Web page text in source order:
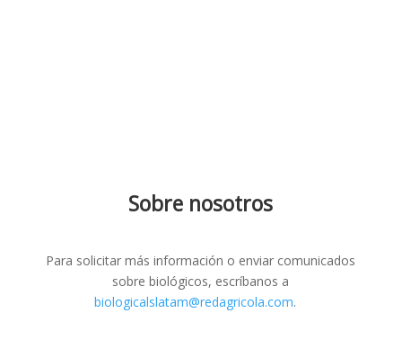
Sobre nosotros
Para solicitar más información o enviar comunicados
sobre biológicos, escríbanos a
biologicalslatam@redagricola.com.